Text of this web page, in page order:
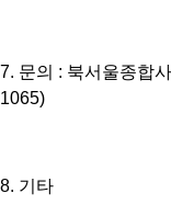
7. 문의 : 북서울종합
1065)
8. 기타